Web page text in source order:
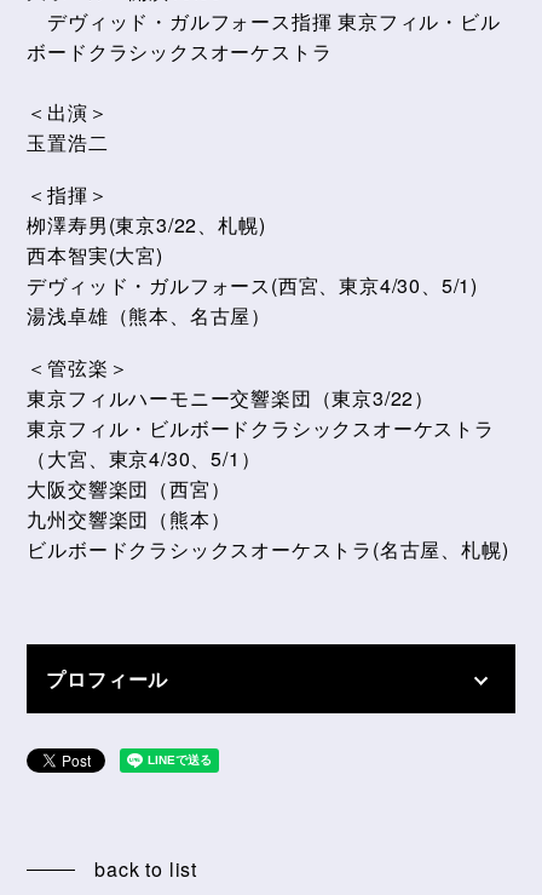
デヴィッド・ガルフォース指揮 東京フィル・ビル
ボードクラシックスオーケストラ
＜出演＞
玉置浩二
＜指揮＞
栁澤寿男(東京3/22、札幌)
西本智実(大宮)
デヴィッド・ガルフォース(西宮、東京4/30、5/1)
湯浅卓雄（熊本、名古屋）
＜管弦楽＞
東京フィルハーモニー交響楽団（東京3/22）
東京フィル・ビルボードクラシックスオーケストラ
（大宮、東京4/30、5/1）
大阪交響楽団（西宮）
九州交響楽団（熊本）
ビルボードクラシックスオーケストラ(名古屋、札幌)
プロフィール
back to list